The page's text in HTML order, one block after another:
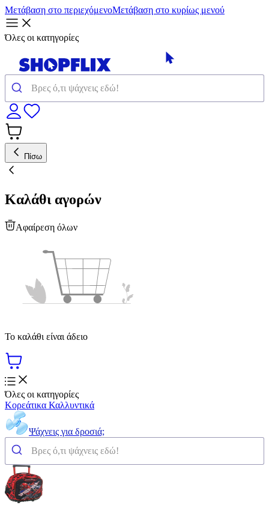
Μετάβαση στο περιεχόμενοΜετάβαση στο κυρίως μενού
Όλες οι κατηγορίες
Πίσω
Καλάθι αγορών
Αφαίρεση όλων
Το καλάθι είναι άδειο
Όλες οι κατηγορίες
Κορεάτικα Καλλυντικά
Ψάχνεις για δροσιά;